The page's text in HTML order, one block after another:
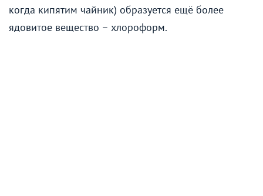
когда кипятим чайник) образуется ещё более
ядовитое вещество – хлороформ.